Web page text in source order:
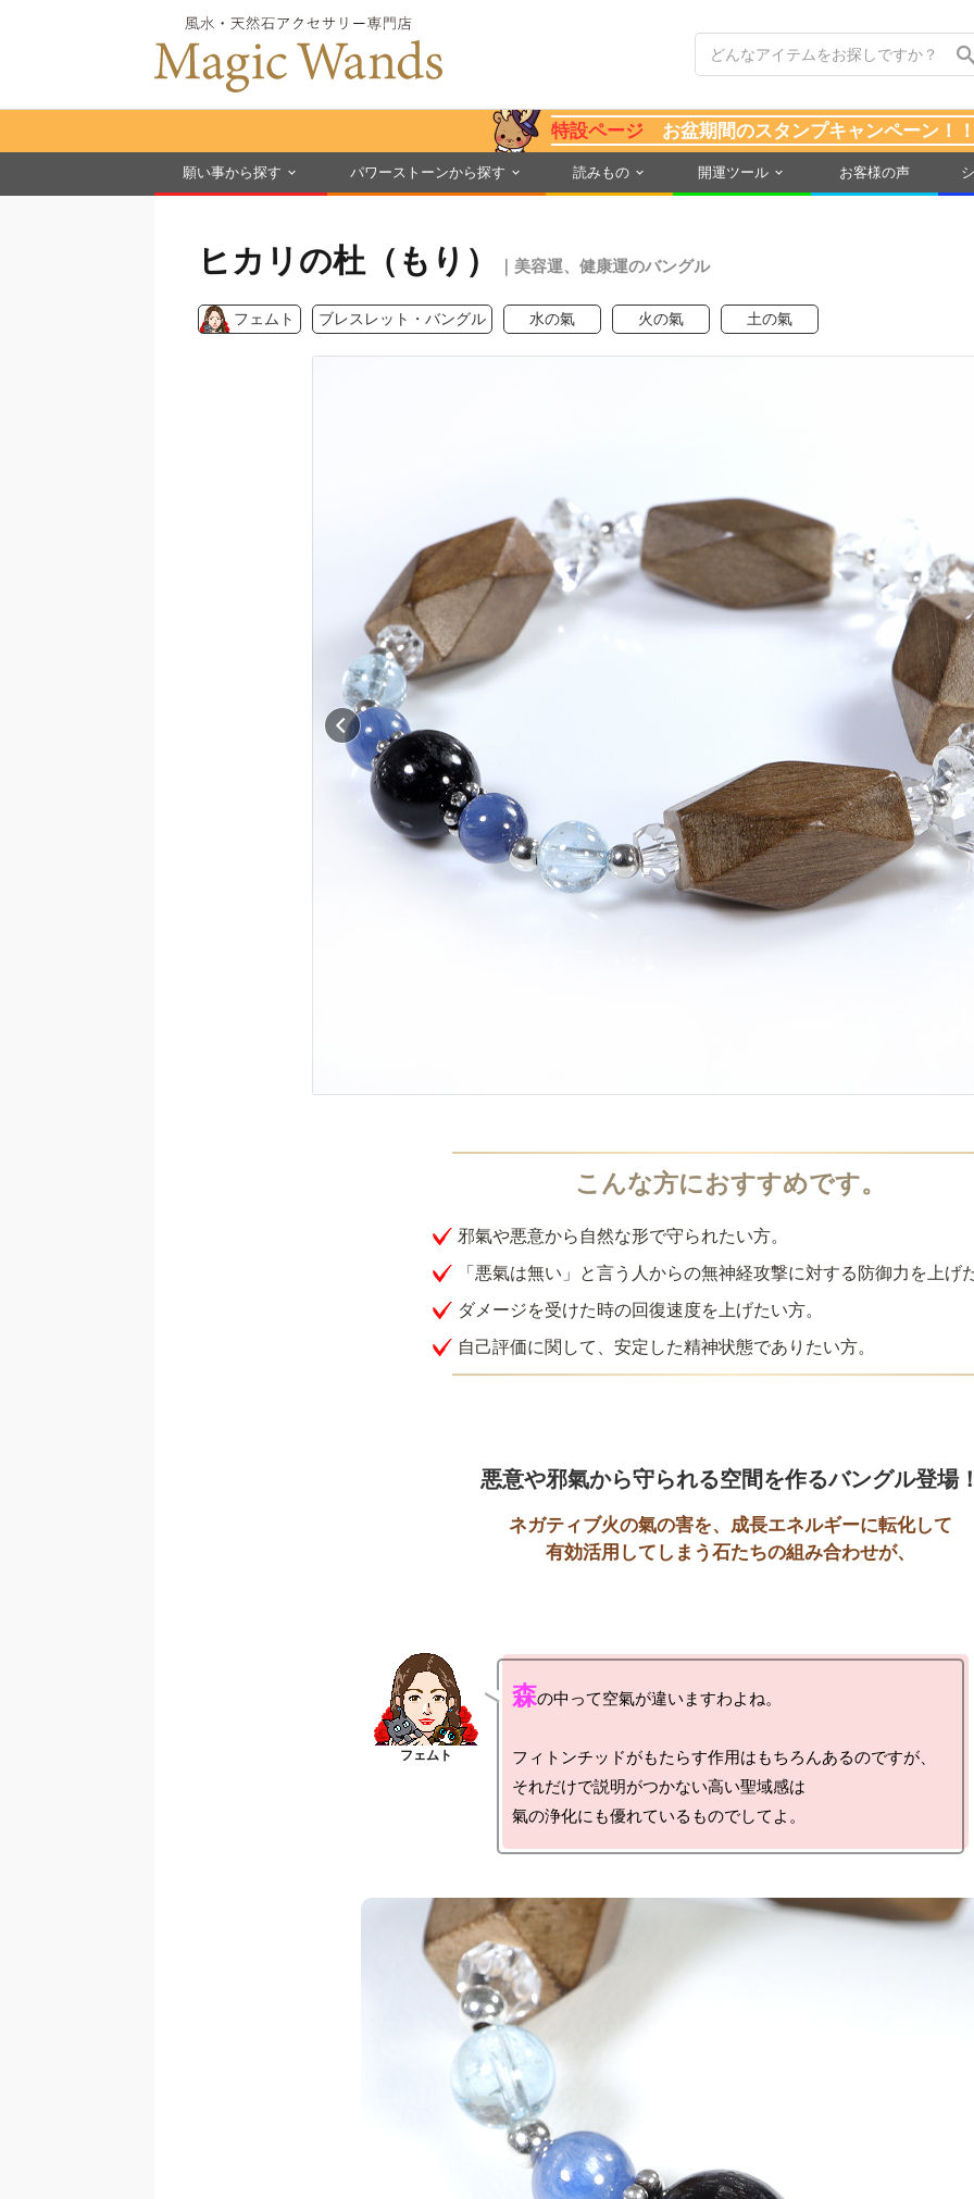
特設ページ お盆期間のスタンプキャンペーン！
願い事から探す パワーストーンから探す 読みもの 開運ツール お客様の声
ヒカリの杜（もり） ｜美容運、健康運のバングル
フェムト ブレスレット・バングル 水の氣 火の氣 土の氣
邪氣や悪意から自然な形で守られたい方。
「悪氣は無い」と言う人からの無神経攻撃に対する防御力を上げ
ダメージを受けた時の回復速度を上げたい方。
自己評価に関して、安定した精神状態でありたい方。
ネガティブ火の氣の害を、成長エネルギーに転化して
森の中って空氣が違いますわよね。
フィトンチッドがもたらす作用はもちろんあるのですが、
それだけで説明がつかない高い聖域感は